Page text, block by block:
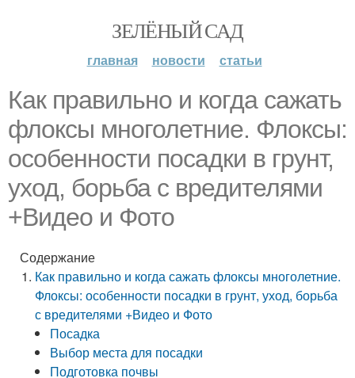
ЗЕЛЁНЫЙ САД
главная новости статьи
Как правильно и когда сажать
флоксы многолетние. Флоксы:
особенности посадки в грунт,
уход, борьба с вредителями
+Видео и Фото
Содержание
Как правильно и когда сажать флоксы многолетние.
Флоксы: особенности посадки в грунт, уход, борьба
с вредителями +Видео и Фото
Посадка
Выбор места для посадки
Подготовка почвы